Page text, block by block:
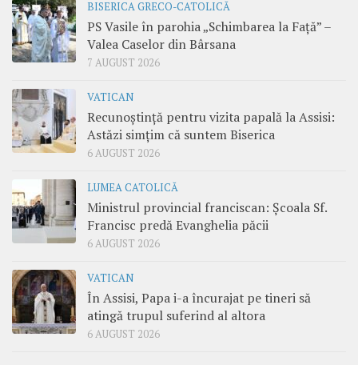
BISERICA GRECO-CATOLICĂ
PS Vasile în parohia „Schimbarea la Față” –
Valea Caselor din Bârsana
7 AUGUST 2026
VATICAN
Recunoștință pentru vizita papală la Assisi:
Astăzi simțim că suntem Biserica
6 AUGUST 2026
LUMEA CATOLICĂ
Ministrul provincial franciscan: Școala Sf.
Francisc predă Evanghelia păcii
6 AUGUST 2026
VATICAN
În Assisi, Papa i-a încurajat pe tineri să
atingă trupul suferind al altora
6 AUGUST 2026